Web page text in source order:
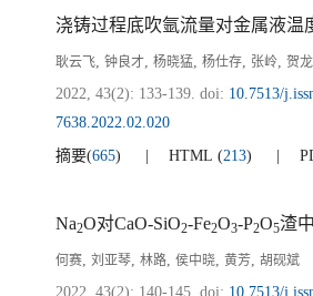
浇铸过程底吹氩流量对金属液温
耿云飞, 钟良才, 杨晓猛, 杨仕存, 张岭, 贺
2022, 43(2): 133-139. doi: 10.7513/
7638.2022.02.020
摘要(665) HTML (213)
Na2O对CaO-SiO2-Fe2O3-P2O5渣中
何赛, 刘亚琴, 林路, 侯中晓, 黄芳, 胡砚斌
2022, 43(2): 140-145. doi: 10.7513/